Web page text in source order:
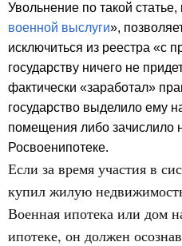
Увольнение по такой
военной выслуги»,
исключиться из реестра «с
государству ничего не
фактически «заработал»
государство выделило ему
помещения либо зачислило
Росвоенипотеке.
Если за время участия в
купил жилую
Военная ипотека или дом
ипотеке, он должен